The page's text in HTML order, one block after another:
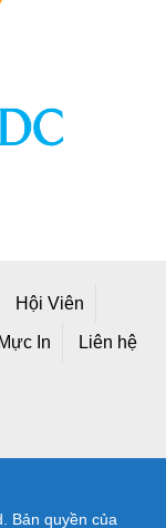
Hội Viên
In Liên hệ
Bản quyền của